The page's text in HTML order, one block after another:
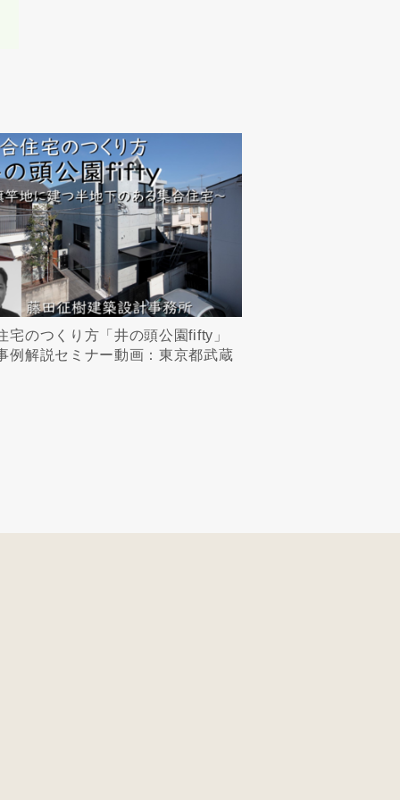
宅のつくり方「井の頭公園fifty」
例解説セミナー動画：東京都武蔵